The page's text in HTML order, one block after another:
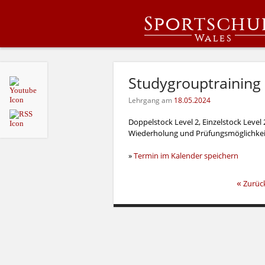
Wales
Studygrouptraining
Lehrgang am 18.05.2024
Doppelstock Level 2, Einzelstock Level
Wiederholung und
»Termin im Kalender speichern
«